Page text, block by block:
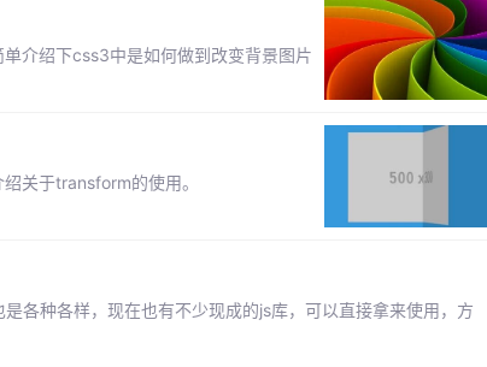
介绍下css3中是如何做到改变背景图片
关于transform的使用。
各种各样，现在也有不少现成的js库，可以直接拿来使用，方